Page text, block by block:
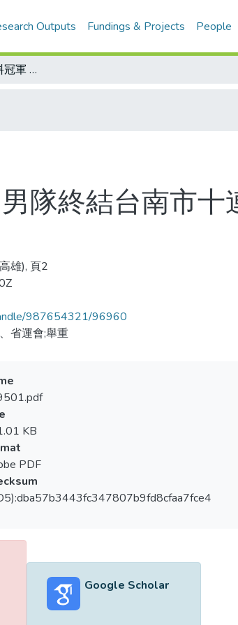
Outputs Fundings & Projects People
台北市舉重首獲雙料冠軍 男隊終結台南市十連霸紀錄 女隊擺脫屏東縣蟬聯后座
隊終結台南市十
雄), 頁2
987654321/96960
省運會;舉重
KB
PDF
Google Scholar